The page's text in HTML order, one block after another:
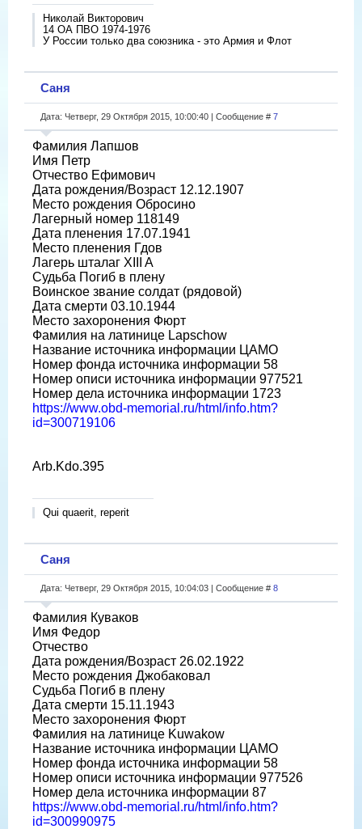
Николай Викторович
14 ОА ПВО 1974-1976
У России только два союзника - это Армия и Флот
Саня
Дата: Четверг, 29 Октября 2015, 10:00:40 | Сообщение # 7
Фамилия Лапшов
Имя Петр
Отчество Ефимович
Дата рождения/Возраст 12.12.1907
Место рождения Обросино
Лагерный номер 118149
Дата пленения 17.07.1941
Место пленения Гдов
Лагерь шталаг XIII A
Судьба Погиб в плену
Воинское звание солдат (рядовой)
Дата смерти 03.10.1944
Место захоронения Фюрт
Фамилия на латинице Lapschow
Название источника информации ЦАМО
Номер фонда источника информации 58
Номер описи источника информации 977521
Номер дела источника информации 1723
https://www.obd-memorial.ru/html/info.htm?
id=300719106
Arb.Kdo.395
Qui quaerit, reperit
Саня
Дата: Четверг, 29 Октября 2015, 10:04:03 | Сообщение # 8
Фамилия Куваков
Имя Федор
Отчество
Дата рождения/Возраст 26.02.1922
Место рождения Джобаковал
Судьба Погиб в плену
Дата смерти 15.11.1943
Место захоронения Фюрт
Фамилия на латинице Kuwakow
Название источника информации ЦАМО
Номер фонда источника информации 58
Номер описи источника информации 977526
Номер дела источника информации 87
https://www.obd-memorial.ru/html/info.htm?
id=300990975